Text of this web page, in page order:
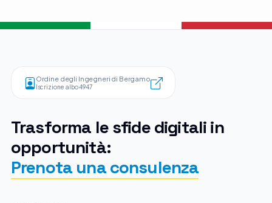
Ordine degli Ingegneri di Bergamo
Iscrizione albo 4947
Trasforma le sfide digitali in
opportunità:
Prenota una consulenza